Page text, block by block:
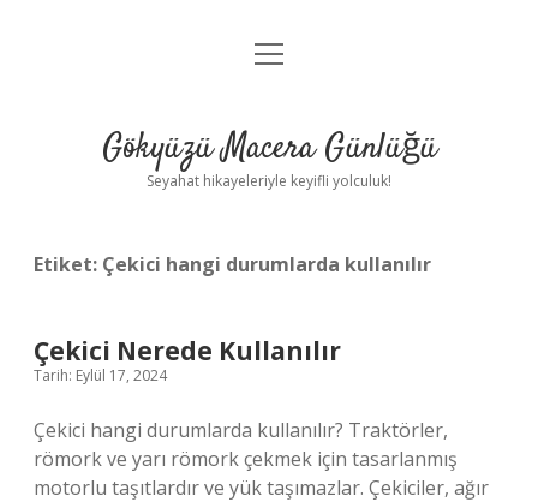
Anasayfa
Yasal Uyarı
menüyü
Gökyüzü Macera Günlüğü
Seyahat hikayeleriyle keyifli yolculuk!
Etiket: Çekici hangi durumlarda kullanılır
Çekici Nerede Kullanılır
Tarih: Eylül 17, 2024
Çekici hangi durumlarda kullanılır? Traktörler,
römork ve yarı römork çekmek için tasarlanmış
motorlu taşıtlardır ve yük taşımazlar. Çekiciler, ağır